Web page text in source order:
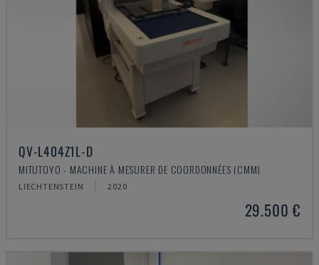
QV-L404Z1L-D
MITUTOYO - MACHINE À MESURER DE COORDONNÉES (CMM)
LIECHTENSTEIN 2020
29.500 €